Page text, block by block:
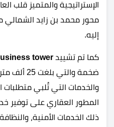
الإستراتيجية والمتميز قلب
محور محمد بن زايد
إليه.
كما تم تشييد tower
ضخمة
والخدمات التي تُلبي
المطور العقاري على توفير
ذلك الخدمات الأمنية،